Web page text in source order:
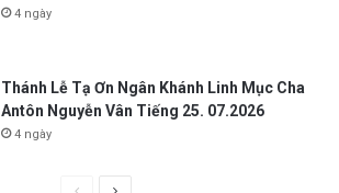
4 ngày
Thánh Lễ Tạ Ơn Ngân Khánh Linh Mục Cha
Antôn Nguyễn Vân Tiếng 25. 07.2026
4 ngày